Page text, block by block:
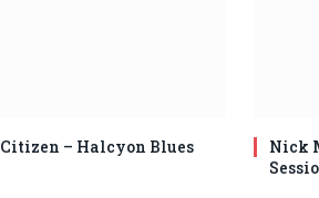
Citizen – Halcyon Blues
Nick